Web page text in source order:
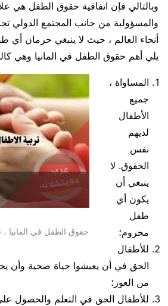
وبالتالي فإن اتفاقية حقوق الطفل هي
والمسؤولية من جانب المجتمع الدولي
أنحاء العالم ، حيث لا ينبغي حرمان
يلي أهم حقوق الطفل في المانيا وهي
حقوق الطفل في المانيا ،
المساواة ،
جميع
الأطفال
لديهم
نفس
الحقوق. لا
ينبغي أن
يكون أي
طفل
محروم؛
للأطفال
الحق في أن يعيشوا حياة صحية وأن
من العوز؛
للأطفال الحق في التعلم والحصول